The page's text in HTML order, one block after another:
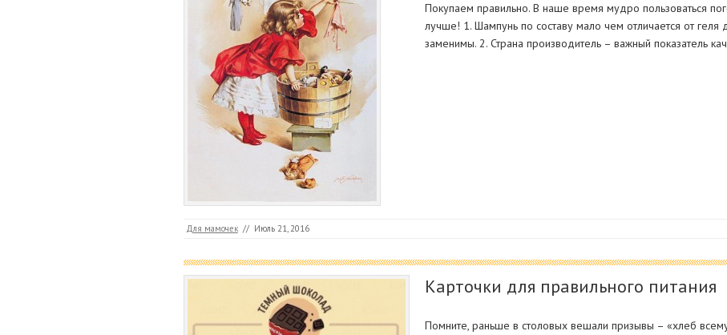
Покупаем правильно. В наше время мудро пользоваться
лучше! 1. Шампунь по составу мало чем отличается от геля
заменимы. 2. Страна производитель – важный показатель
Для мамочек // Июль 21, 2016
Карточки для правильного питания
Помните, раньше в столовых вешали призывы – «хлеб